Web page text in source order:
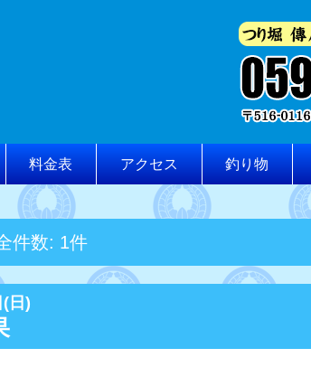
料金表 アクセス 釣り物
件数: 1件
日)